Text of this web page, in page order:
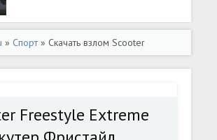
» Спорт» Скачать взлом Scooter
3D (Скутер Фристайл Экстрим 3D)
Freestyle Extreme